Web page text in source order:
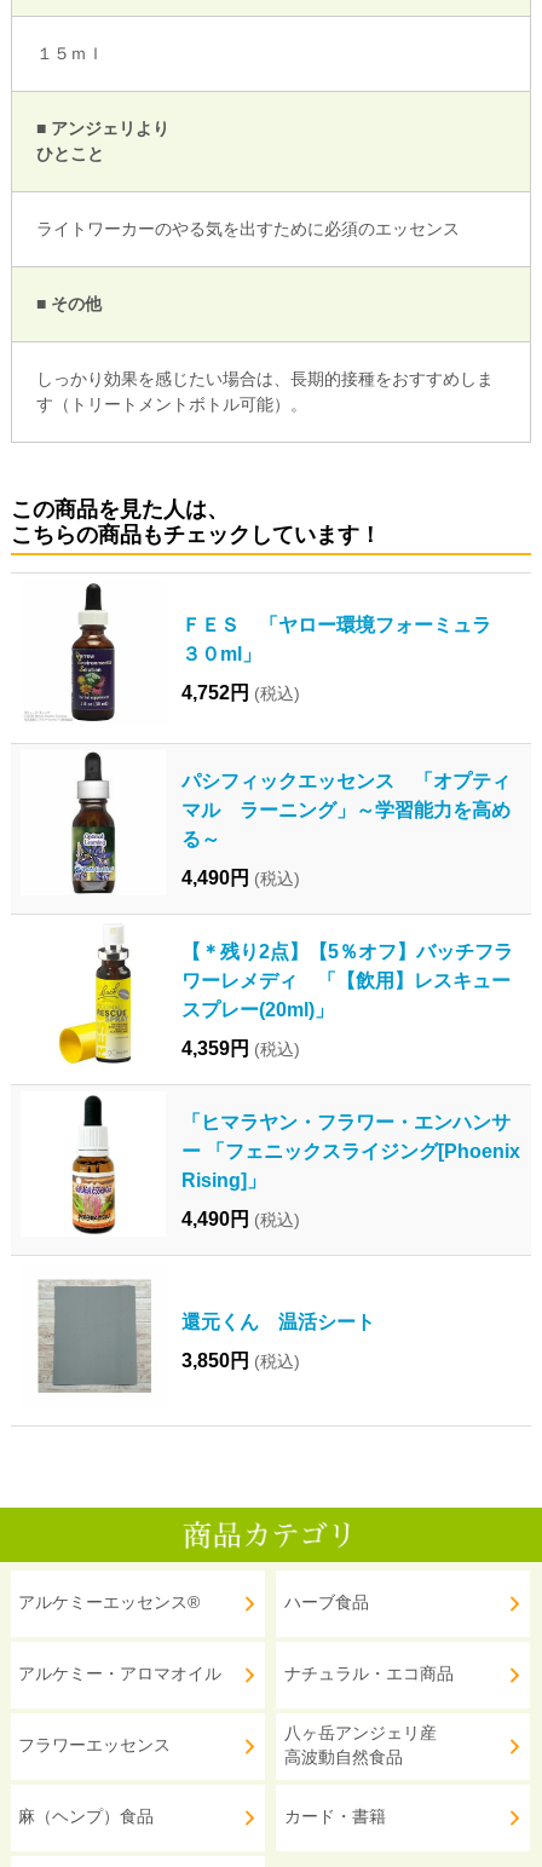
１５ｍｌ
■ アンジェリより
ひとこと
ライトワーカーのやる気を出すために必須のエッセンス
■ その他
しっかり効果を感じたい場合は、長期的接種をおすすめしま
す（トリートメントボトル可能）。
この商品を見た人は、
こちらの商品もチェックしています！
ＦＥＳ 「ヤロー環境フォーミュラ
３０ml」
4,752円 (税込)
パシフィックエッセンス 「オプティ
マル ラーニング」～学習能力を高め
る～
4,490円 (税込)
【＊残り2点】【5％オフ】バッチフラ
ワーレメディ 「【飲用】レスキュー
スプレー(20ml)」
4,359円 (税込)
「ヒマラヤン・フラワー・エンハンサ
ー 「フェニックスライジング[Phoenix
Rising]」
4,490円 (税込)
還元くん 温活シート
3,850円 (税込)
アルケミーエッセンス®
アルケミー・アロマオイル
フラワーエッセンス
麻（ヘンプ）食品
ハーブ食品
ナチュラル・エコ商品
八ヶ岳アンジェリ産
高波動自然食品
カード・書籍